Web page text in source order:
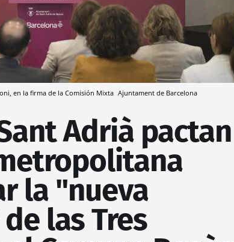
en la firma de la Comisión Mixta Ajuntament de Barcelona
Adrià pactan
la "nueva
las Tres